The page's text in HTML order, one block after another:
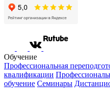
Обучение
Профессиональная
квалификации
обучение Семинары